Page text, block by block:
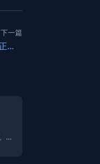
下一篇
警惕针对 Signal 用户的钓鱼攻击：你的备份恢复密钥正在被窃取
Hunters International是一种基于RaaS（勒索软件即服务）模式运营的勒索病毒组织，起源于2023年，可能是Hive勒索病毒的演变版本。通过DLS（数据泄露网站）公开受害者数据，猎物包括企业和上市公司，如Exela Technologies，其数据泄露案例引发广泛关注。本文详细解析Hunters组织的攻击模式、技术特点及其对企业的威胁，并提供暗网泄露平台的访问方式与界面展示。了解此类勒索病毒家族有助于提升网络安全意识和保护企业关键数据。